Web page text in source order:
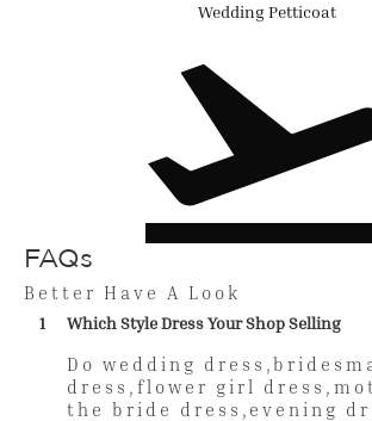
Wedding Petticoat
FAQs
Better Have A Look
1 Which Style Dress Your Shop Selling
Do wedding
dress,flower girl
the bride dress,evening